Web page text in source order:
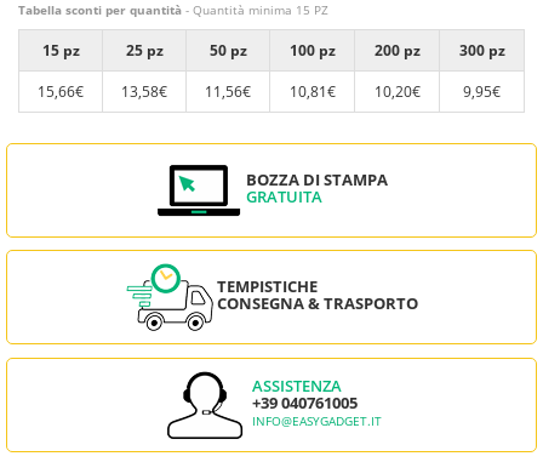
Tabella sconti per quantità - Quantità minima 15 PZ
15 pz 25 pz 50 pz 100 pz 200 pz
300 pz
15,66€
13,58€ 11,56€ 10,81€ 10,20€ 9,95€
BOZZA DI STAMPA
GRATUITA
TEMPISTICHE
CONSEGNA & TRASPORTO
ASSISTENZA
+39 040761005
INFO@EASYGADGET.IT